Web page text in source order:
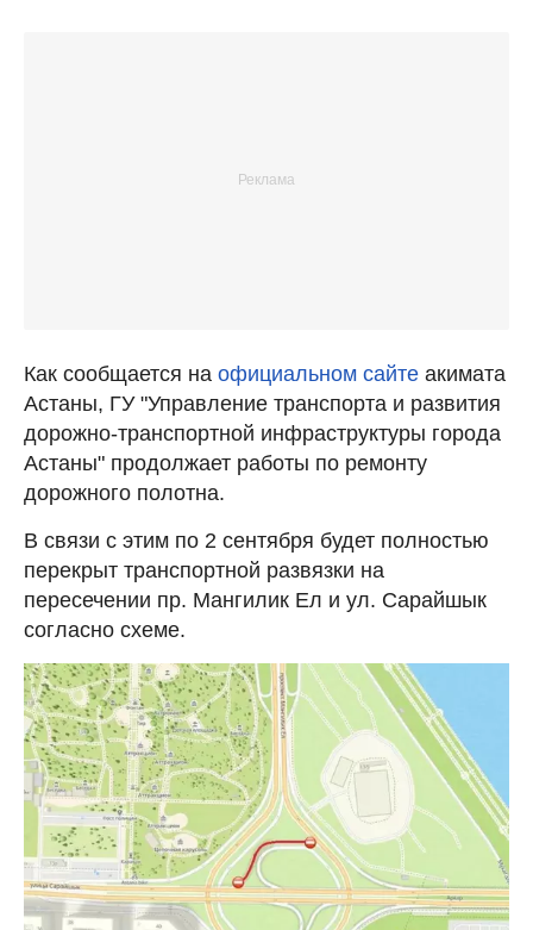
Как сообщается на официальном сайте акимата
Астаны, ГУ "Управление транспорта и развития
дорожно-транспортной инфраструктуры города
Астаны" продолжает работы по ремонту
дорожного полотна.
В связи с этим по 2 сентября будет полностью
перекрыт транспортной развязки на
пересечении пр. Мангилик Ел и ул. Сарайшык
согласно схеме.